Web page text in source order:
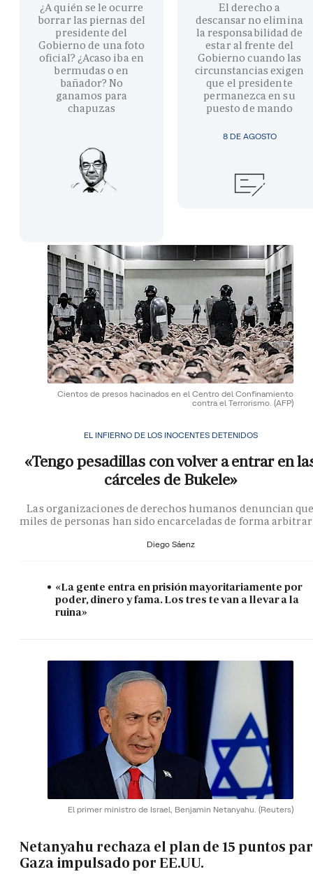
¿A quién se le ocurre
borrar las piernas del
presidente del
Gobierno de una foto
oficial? ¿Acaso iba en
bermudas o en
bañador? No
ganamos para
chapuzas
8 DE AGOSTO
El derecho a
descansar no elimina
la responsabilidad de
estar al frente del
Gobierno cuando las
circunstancias exigen
que el presidente
permanezca en su
puesto de mando
Cientos de presos hacinados en el Centro del Confinamiento
contra el Terrorismo. (AFP)
EL INFIERNO DE LOS INOCENTES DETENIDOS
«Tengo pesadillas con volver a entrar en
cárceles de Bukele»
Las organizaciones de derechos humanos denuncian
miles de personas han sido encarceladas de forma
Diego Sáenz
«La gente entra en prisión mayoritariamente por
poder, dinero y fama. Los tres te van a llevar a la
ruina»
El primer ministro de Israel, Benjamin Netanyahu. (Reuters)
Netanyahu rechaza el plan de 15 puntos
Gaza impulsado por EE.UU.